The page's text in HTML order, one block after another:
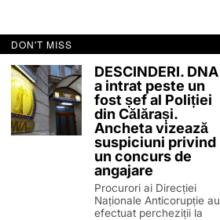
DON'T MISS
DESCINDERI. DNA
a intrat peste un
fost șef al Poliției
din Călărași.
Ancheta vizează
suspiciuni privind
un concurs de
angajare
Procurori ai Direcției
Naționale Anticorupție au
efectuat percheziții la